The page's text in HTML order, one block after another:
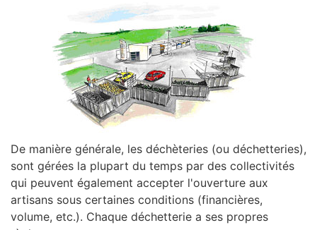
De manière générale, les déchèteries (ou déchetteries),
sont gérées la plupart du temps par des collectivités
qui peuvent également accepter l'ouverture aux
artisans sous certaines conditions (financières,
volume, etc.). Chaque déchetterie a ses propres